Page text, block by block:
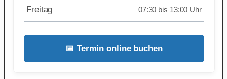
Freitag 07:30 bis 13:00 Uhr
📅 Termin online buchen